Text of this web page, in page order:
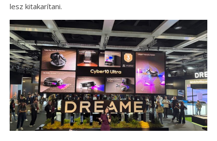
lesz kitakarítani.